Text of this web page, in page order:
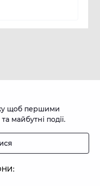
щоб першими
майбутні події.